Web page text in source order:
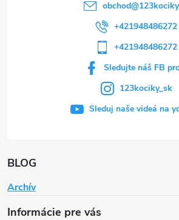
BLOG
Archív
Informácie pre vás
obchod@
+421948486272
+421948486272
Sledujte náš FB
123kociky_sk
Sleduj naše videá na